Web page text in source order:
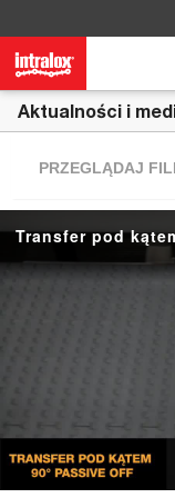
Aktualności i
PRZEGLĄDAJ
Transfer pod